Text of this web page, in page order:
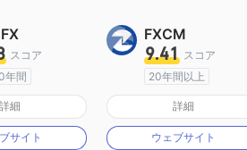
スコア
年間
ス規制
マーケットメイキングライセンス（MM）
詳細
サイト
FXCM
9.41 スコア
20年間以上
オーストラリア規制
マーケットメイキングライセンス（MM）
詳細
ウェブサイト